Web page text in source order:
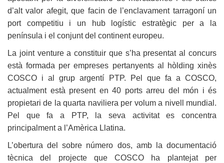
d’alt valor afegit, que facin de l’enclavament tarragoní un
port competitiu i un hub logístic estratègic per a la
península i el conjunt del continent europeu.
La joint venture a constituir que s’ha presentat al concurs
està formada per empreses pertanyents al hòlding xinès
COSCO i al grup argentí PTP. Pel que fa a COSCO,
actualment està present en 40 ports arreu del món i és
propietari de la quarta naviliera per volum a nivell mundial.
Pel que fa a PTP, la seva activitat es concentra
principalment a l’Amèrica Llatina.
L’obertura del sobre número dos, amb la documentació
tècnica del projecte que COSCO ha plantejat per